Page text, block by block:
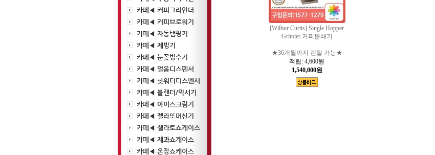
카페◀ 커피그라인더
카페◀ 커피브로워기
카페◀ 자동탬핑기
카페◀ 제빙기
카페◀ 눈꽃빙수기
카페◀ 얼음디스펜서
카페◀ 핫워터디스펜서
카페◀ 블랜더/믹서기
카페◀ 아이스크림기
카페◀ 젤라또머신기
카페◀ 젤라토쇼케이스
카페◀ 제과쇼케이스
카페◀ 온장쇼케이스
[Wilbur Curtis] Single Hopper
Grinder 커피분쇄기
★36개월까지 렌탈 가능★
적립: 4,600원
1,540,000원